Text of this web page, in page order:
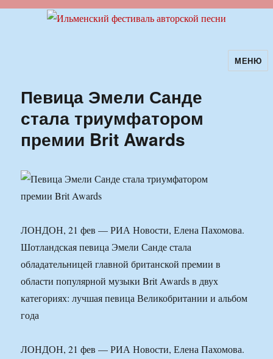
Ильменский фестиваль авторскойМЕНЮ
Певица Эмели Санде
стала триумфатором
премии Brit Awards
ЛОНДОН, 21 фев — РИА Новости, Елена Пахомова.
Шотландская певица Эмели Санде стала
обладательницей главной британской премии в
области популярной музыки Brit Awards в двух
категориях: лучшая певица Великобритании и альбом
года
ЛОНДОН, 21 фев — РИА Новости, Елена Пахомова.